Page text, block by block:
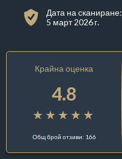
Дата на сканиране:
5 март 2026 г.
Крайна оценка
4.8
Общ брой отзиви: 166